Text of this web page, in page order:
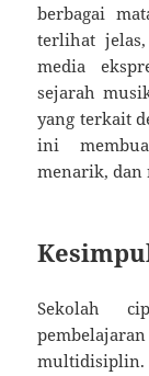
berbagai
terlihat
media
sejarah
yang terkait
ini
menarik, dan
Sekolah